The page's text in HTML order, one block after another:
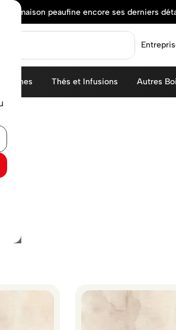
maison peaufine encore ses derniers
Thés et Infusions Autres